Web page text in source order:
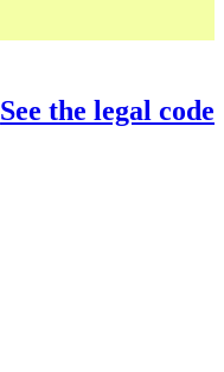
See the legal code